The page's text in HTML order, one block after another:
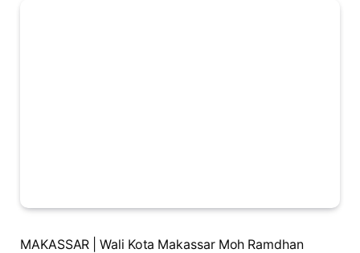
MAKASSAR | Wali Kota Makassar Moh Ramdhan